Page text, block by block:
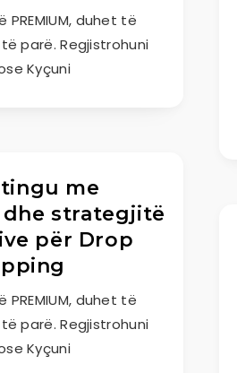
duhet të
parë. Regjistrohuni
Kyçuni
me
strategjitë
për Drop
duhet të
parë. Regjistrohuni
Kyçuni